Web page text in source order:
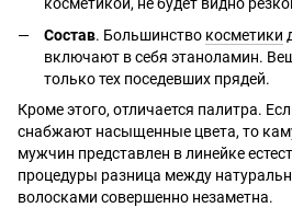
косметикой, не будет видно
Состав. Большинство косметики
включают в себя этаноламин.
только тех поседевших прядей.
Кроме этого, отличается палитра.
снабжают насыщенные цвета, то
мужчин представлен в линейке
процедуры разница между
волосками совершенно незаметна.